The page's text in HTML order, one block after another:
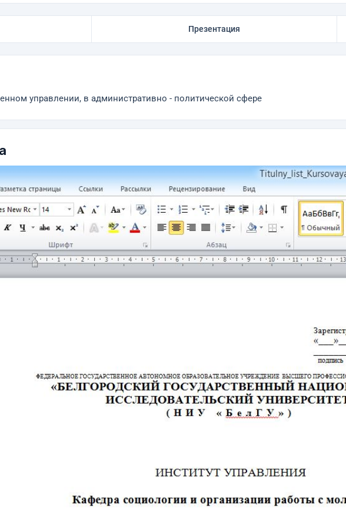
Презентация
управлении, в административно - политической сфере